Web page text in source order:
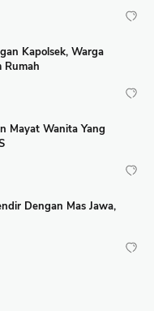
Kapolsek, Warga
Rumah
Mayat Wanita Yang
Dengan Mas Jawa,